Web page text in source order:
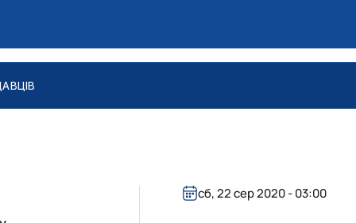
сб, 22 сер 2020 - 03:00